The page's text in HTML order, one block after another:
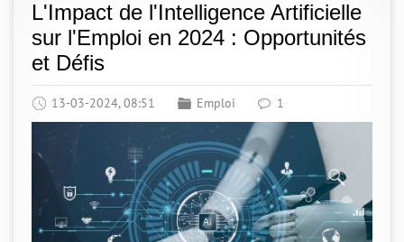
L'Impact de l'Intelligence Artificielle
sur l'Emploi en 2024 : Opportunités
et Défis
13-03-2024, 08:51 Emploi 1